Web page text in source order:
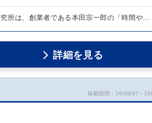
所は、創業者である本田宗一郎の「時間や…
詳細を見る
掲載期間：26/08/07～